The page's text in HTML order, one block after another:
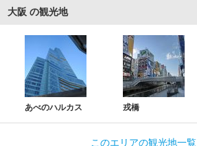
大阪 の観光地
あべのハルカス 戎橋
このエリアの観光地一覧